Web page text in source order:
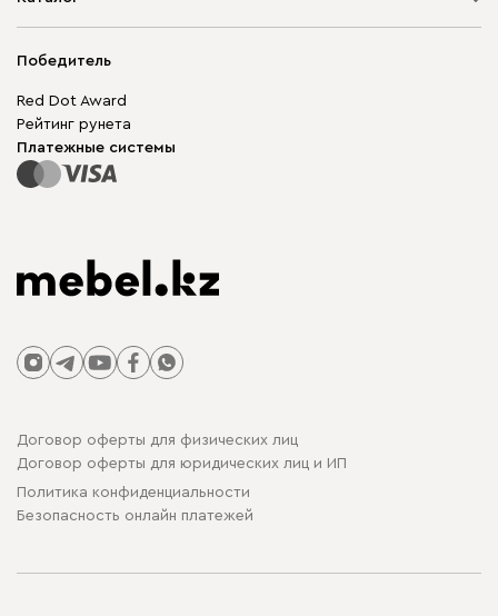
Гарантия
Карта сайта
Корпусная мебель
Модульная мебель
Столы и стулья
Победитель
Red Dot Award
Рейтинг рунета
Платежные системы
Договор оферты для физических лиц
Договор оферты для юридических лиц и ИП
Политика конфиденциальности
Безопасность онлайн платежей